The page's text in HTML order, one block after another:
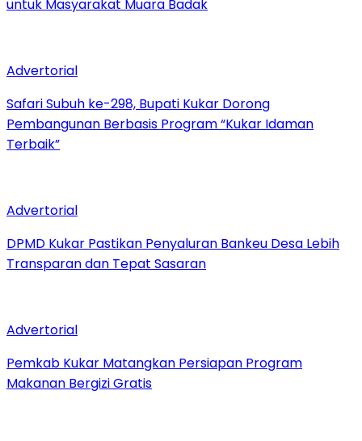
untuk Masyarakat Muara Badak
Advertorial
Safari Subuh ke-298, Bupati Kukar Dorong
Pembangunan Berbasis Program “Kukar Idaman
Terbaik”
Advertorial
DPMD Kukar Pastikan Penyaluran Bankeu Desa Lebih
Transparan dan Tepat Sasaran
Advertorial
Pemkab Kukar Matangkan Persiapan Program
Makanan Bergizi Gratis